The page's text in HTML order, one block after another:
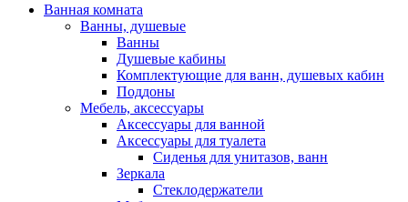
Ванная комната
Ванны, душевые
Ванны
Душевые кабины
Комплектующие для ванн, душевых кабин
Поддоны
Мебель, аксессуары
Аксессуары для ванной
Аксессуары для туалета
Сиденья для унитазов, ванн
Зеркала
Стеклодержатели